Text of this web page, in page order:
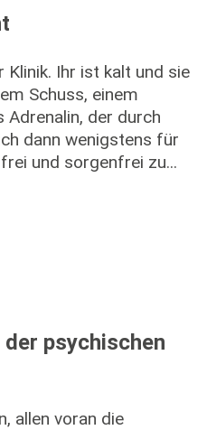
Ihr ist kalt und sie
Schuss, einem
Adrenalin, der durch
dann wenigstens für
und sorgenfrei zu...
psychischen
allen voran die